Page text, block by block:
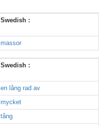
Swedish :
massor
Swedish :
en lång rad av
mycket
tång